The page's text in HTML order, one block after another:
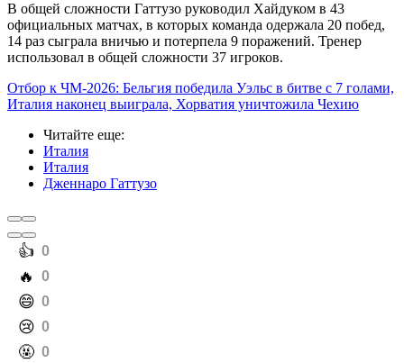
В общей сложности Гаттузо руководил Хайдуком в 43
официальных матчах, в которых команда одержала 20 побед,
14 раз сыграла вничью и потерпела 9 поражений. Тренер
использовал в общей сложности 37 игроков.
Отбор к ЧМ-2026: Бельгия победила Уэльс в битве с 7 голами,
Италия наконец выиграла, Хорватия уничтожила Чехию
Читайте еще:
Италия
Италия
Дженнаро Гаттузо
️👍 0
️🔥 0
️😄 0
️😢 0
️🤬 0